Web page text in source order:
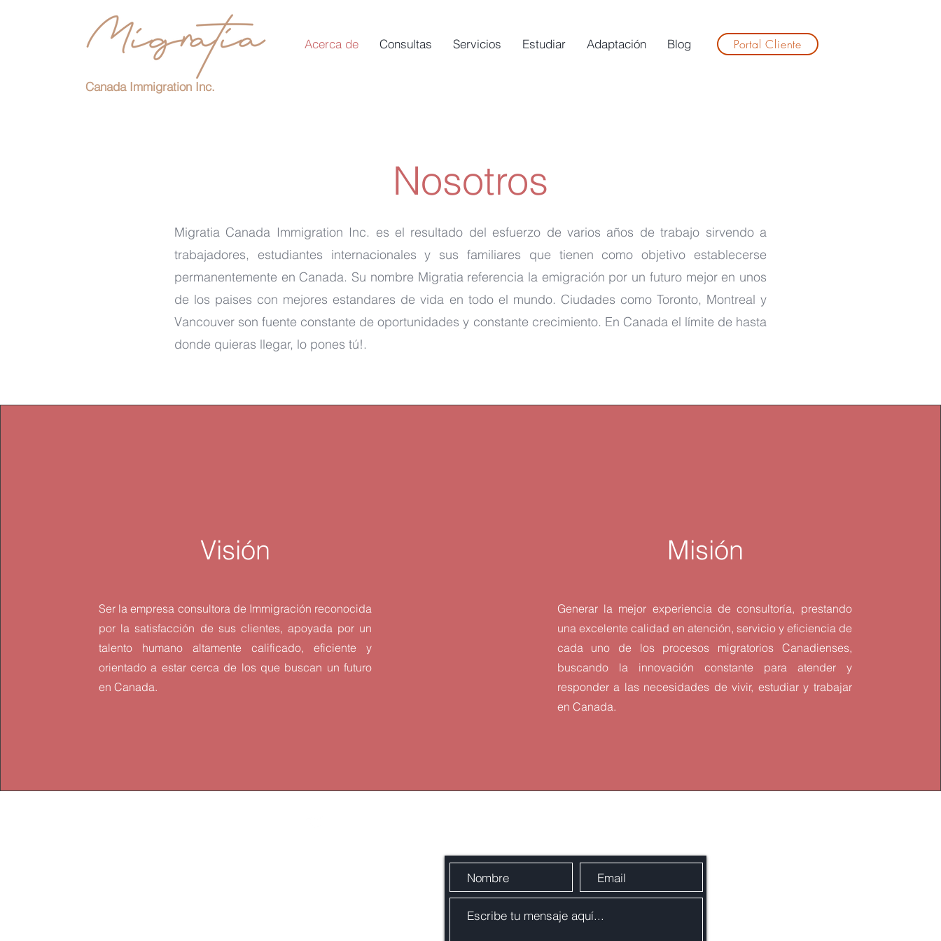
Acerca de Consultas Servicios Estudiar Adaptación Blog Portal Cliente
Canada Immigration Inc.
Nosotros
Migratia Canada Immigration Inc. es el resultado del esfuerzo de varios años de trabajo sirvendo a
trabajadores, estudiantes internacionales y sus familiares que tienen como objetivo establecerse
permanentemente en Canada. Su nombre Migratia referencia la emigración por un futuro mejor en unos
de los paises con mejores estandares de vida en todo el mundo. Ciudades como Toronto, Montreal y
Vancouver son fuente constante de oportunidades y constante crecimiento. En Canada el límite de hasta
donde quieras llegar, lo pones tú!.
Visión
Ser la empresa consultora de Immigración reconocida
por la satisfacción de sus clientes, apoyada por un
talento humano altamente calificado, eficiente y
orientado a estar cerca de los que buscan un futuro
en Canada.
Misión
Generar la mejor experiencia de consultoría, prestando
una excelente calidad en atención, servicio y eficiencia de
cada uno de los procesos migratorios Canadienses,
buscando la innovación constante para atender y
responder a las necesidades de vivir, estudiar y trabajar
en Canada.